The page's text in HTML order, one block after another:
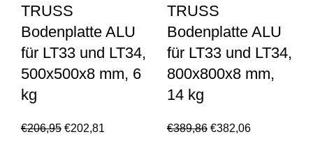
TRUSS
Bodenplatte ALU
für LT33 und LT34,
500x500x8 mm, 6
kg
€206,95 €202,81
TRUSS
Bodenplatte ALU
für LT33 und LT34,
800x800x8 mm,
14 kg
€389,86 €382,06